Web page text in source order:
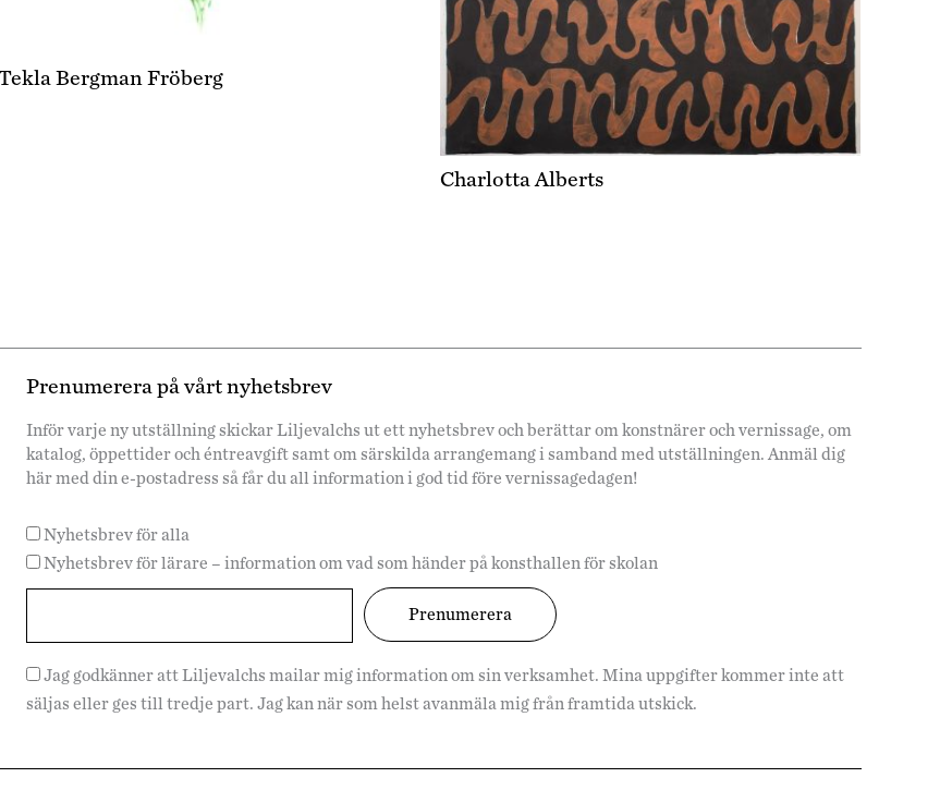
Bergman Fröberg
Charlotta Alberts
Prenumerera på vårt nyhetsbrev
Inför varje ny utställning skickar Liljevalchs ut ett nyhetsbrev och berättar om konstnärer och vernissage, om
katalog, öppettider och éntreavgift samt om särskilda arrangemang i samband med utställningen. Anmäl dig
här med din e-postadress så får du all information i god tid före vernissagedagen!
Nyhetsbrev för alla
Nyhetsbrev för lärare – information om vad som händer på konsthallen för skolan
Jag godkänner att Liljevalchs mailar mig information om sin verksamhet. Mina uppgifter kommer inte att
säljas eller ges till tredje part. Jag kan när som helst avanmäla mig från framtida utskick.